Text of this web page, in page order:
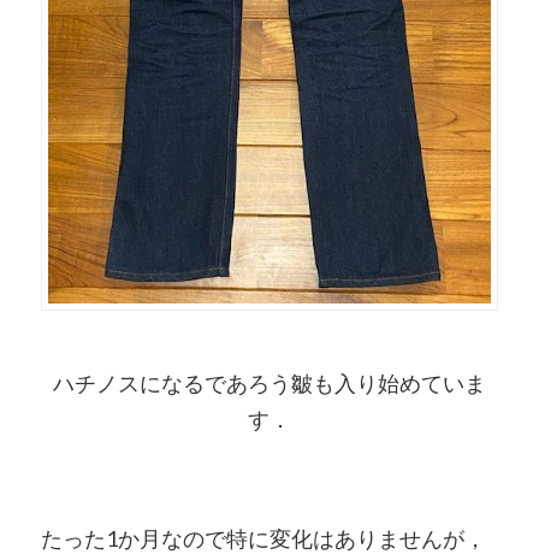
ハチノスになるであろう皺も入り始めていま
す．
たった1か月なので特に変化はありませんが，